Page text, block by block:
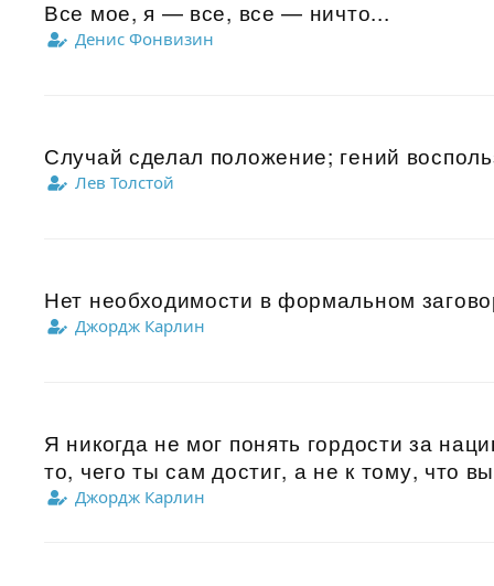
Все мое, я — все, все — ничто...
Денис Фонвизин
Случай сделал положение; гений
Лев Толстой
Нет необходимости в формальном
Джордж Карлин
Я никогда не мог понять гордости за
то, чего ты сам достиг, а не к тому, что
Джордж Карлин